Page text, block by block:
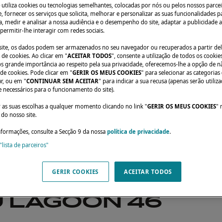
proprietários
DE DOIS
FELIZES
LAGOON 46
utiliza cookies ou tecnologias semelhantes, colocadas por nós ou pelos nossos
fornecer os serviços que solicita, melhorar e personalizar as suas funcionalidades
medir e analisar a nossa audiência e o desempenho do site, adaptar a publicidade
permitir-lhe interagir com redes sociais.
os dados podem ser armazenados no seu navegador ou recuperados a partir
cookies. Ao clicar em "ACEITAR TODOS", consente a utilização de todos os
grande importância ao respeito pela sua privacidade, oferecemos-lhe a opção de
cookies. Pode clicar em "GERIR OS MEUS COOKIES" para selecionar as categorias
ou em "CONTINUAR SEM ACEITAR" para indicar a sua recusa (apenas serão
necessários para o funcionamento do site).
as suas escolhas a qualquer momento clicando no link "GERIR OS MEUS COOKIES"
nosso site.
consulte a Secção 9 da nossa política de privacidade.
de parceiros"
GERIR COOKIES ACEITAR TODOS